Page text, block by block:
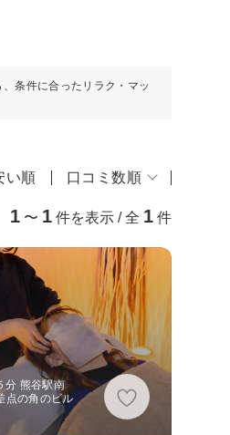
条件に合ったリラク・マッ
い順 口コミ数順
1 〜 1 件を表示 / 全 1 件
分 熊谷駅南
点の角のビル